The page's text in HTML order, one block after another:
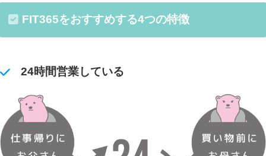
FIT365をおすすめする4つの特徴
24時間営業している